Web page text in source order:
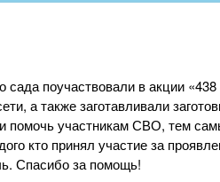
сада поучаствовали в акции
а также заготавливали
помочь участникам СВО, тем
кто принял участие за
Спасибо за помощь!